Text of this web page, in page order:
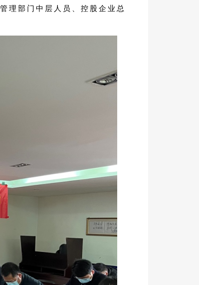
理部门中层人员、控股企业总